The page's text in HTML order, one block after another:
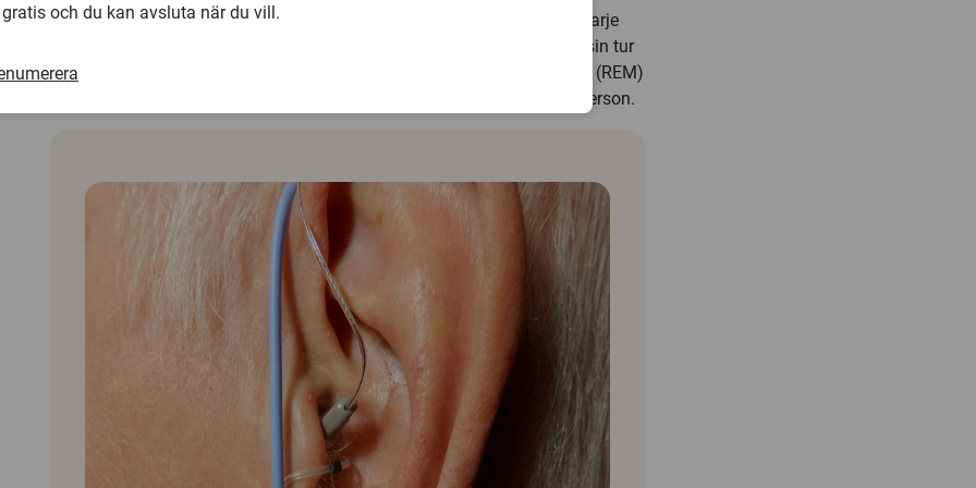
Men det är viktigt att hörapparaten utprovas och programmeras efter varje
persons öra, eftersom varje hörselgång är unik i sin form, något som i sin tur
påverkar resonansen. Genom mätinstrumentet
(REM)
kan man mäta in i hörselgången och anpassa hörapparaten till varje person.
gratis och du kan avsluta när du vill.